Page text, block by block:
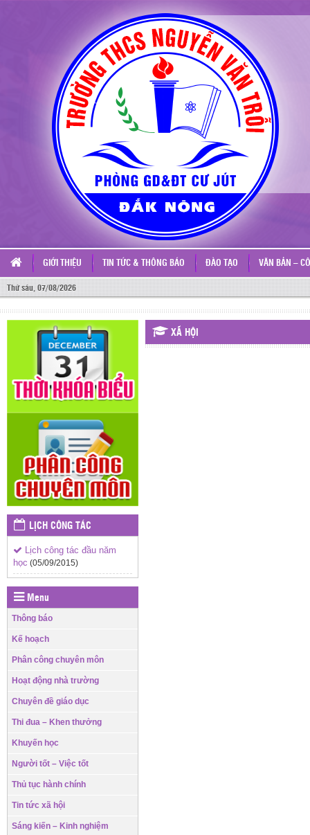
GIỚI THIỆU TIN TỨC & THÔNG BÁO ĐÀO TẠO VĂN BẢN –
Thứ sáu, 07/08/2026
LỊCH CÔNG TÁC
Lịch công tác đầu năm
học (05/09/2015)
Menu
Thông báo
Kế hoạch
Phân công chuyên môn
Hoạt động nhà trường
Chuyên đề giáo dục
Thi đua – Khen thưởng
Khuyến học
Người tốt – Việc tốt
Thủ tục hành chính
Tin tức xã hội
Sáng kiến – Kinh nghiệm
XÃ HỘI